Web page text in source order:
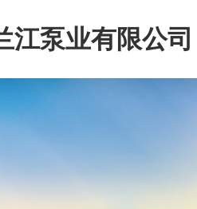
江泵业有限公司